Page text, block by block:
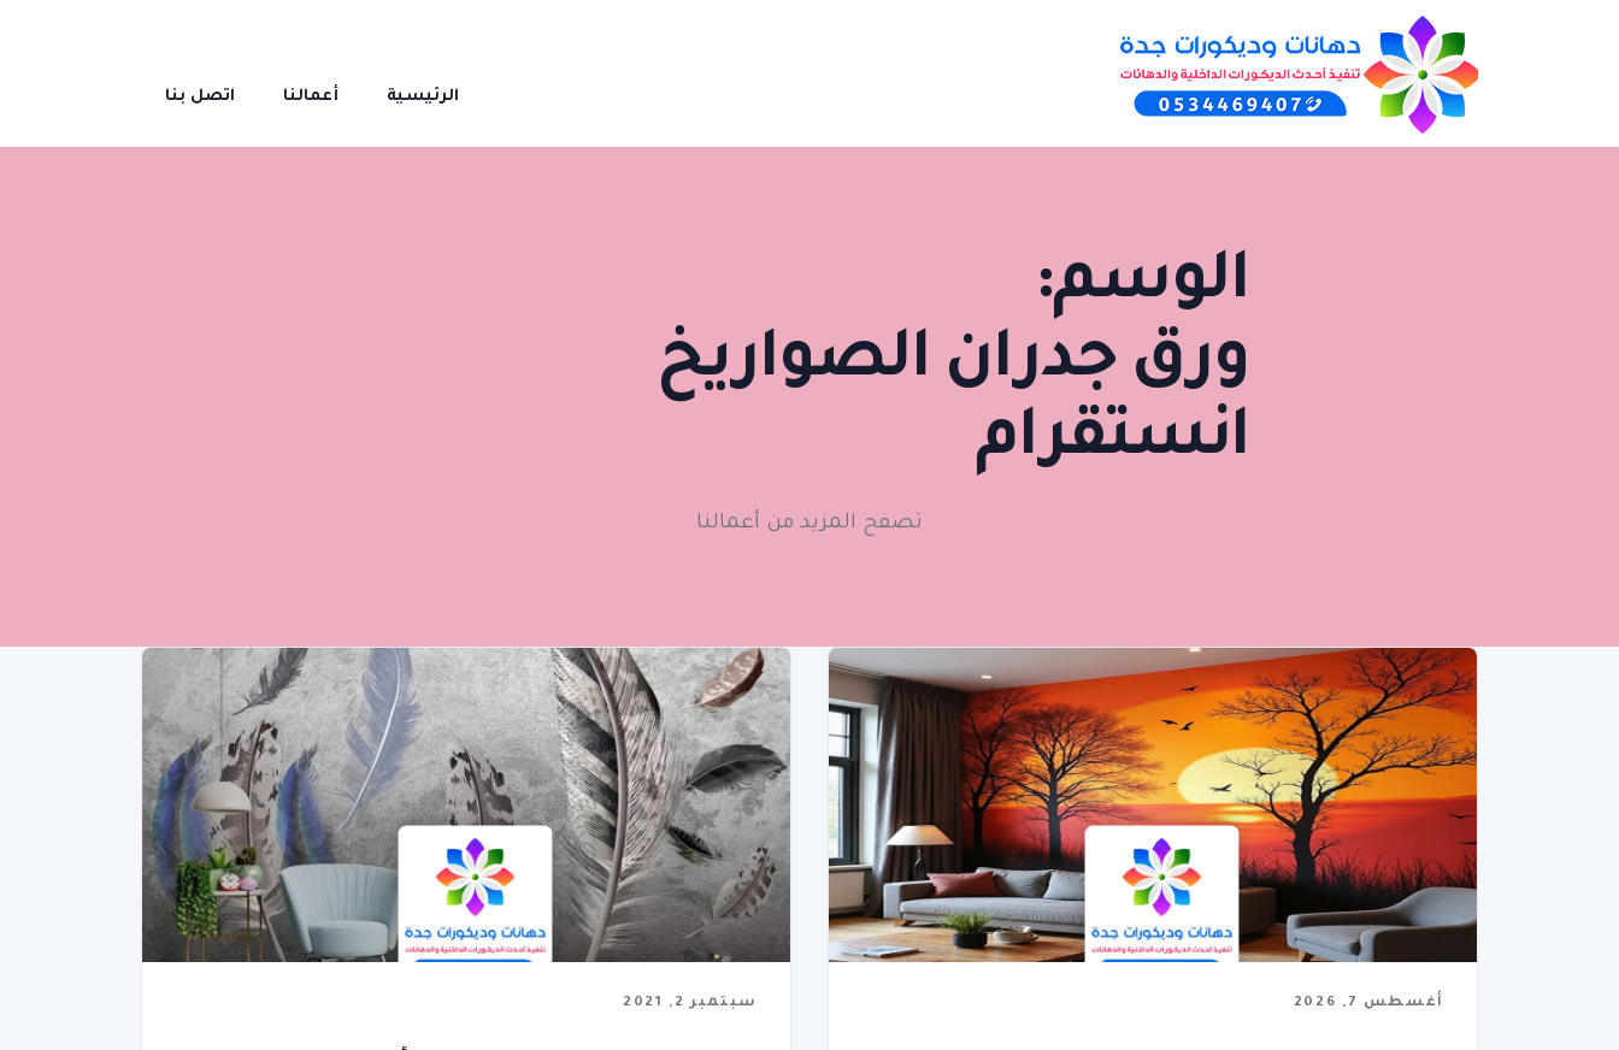
الرئيسية أعمالنا اتصل بنا
الوسم:
ورق جدران الصواريخ
انستقرام
تصفح المزيد من أعمالنا
أغسطس 7, 2026 سبتمبر 2, 2021